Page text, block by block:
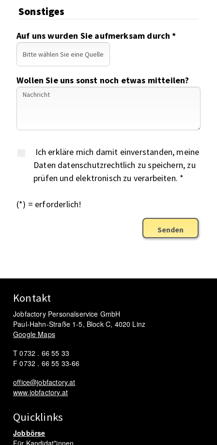
Sonstiges
Auf uns wurden Sie aufmerksam durch *
Wollen Sie uns sonst noch etwas mitteilen?
Ich erkläre mich damit einverstanden, meine
Daten datenschutzrechtlich zu speichern, zu
prüfen und elektronisch zu verarbeiten. *
(*) = erforderlich!
Senden
Kontakt
Jobfactory Personalservice GmbH
Paul-Hahn-Straße 1-5, Block C, 4020 Linz
Google Maps
T 0732 . 66 55 33
F 0732 . 66 55 33-66
office@jobfactory.at
www.jobfactory.at
Quicklinks
Jobbörse